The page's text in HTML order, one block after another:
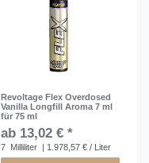
Revoltage Flex Overdosed
Vanilla Longfill Aroma 7 ml
für 75 ml
ab 13,02 € *
7 Milliliter | 1.978,57 € / Liter